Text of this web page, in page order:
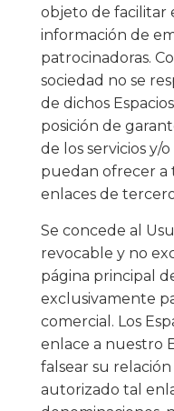
objeto de facilitar
información de
patrocinadoras.
sociedad no se
de dichos
posición de
de los servicios y/
puedan ofrecer a
enlaces de
Se concede al
revocable y no
página principal
exclusivamente
comercial. Los
enlace a nuestro
falsear su
autorizado tal